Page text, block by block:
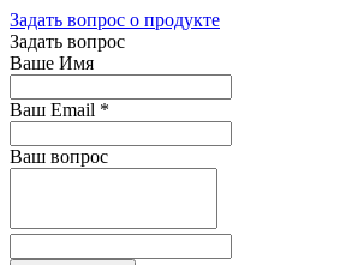
Задать вопрос о продукте
Задать вопрос
Ваше Имя
Ваш Email *
Ваш вопрос